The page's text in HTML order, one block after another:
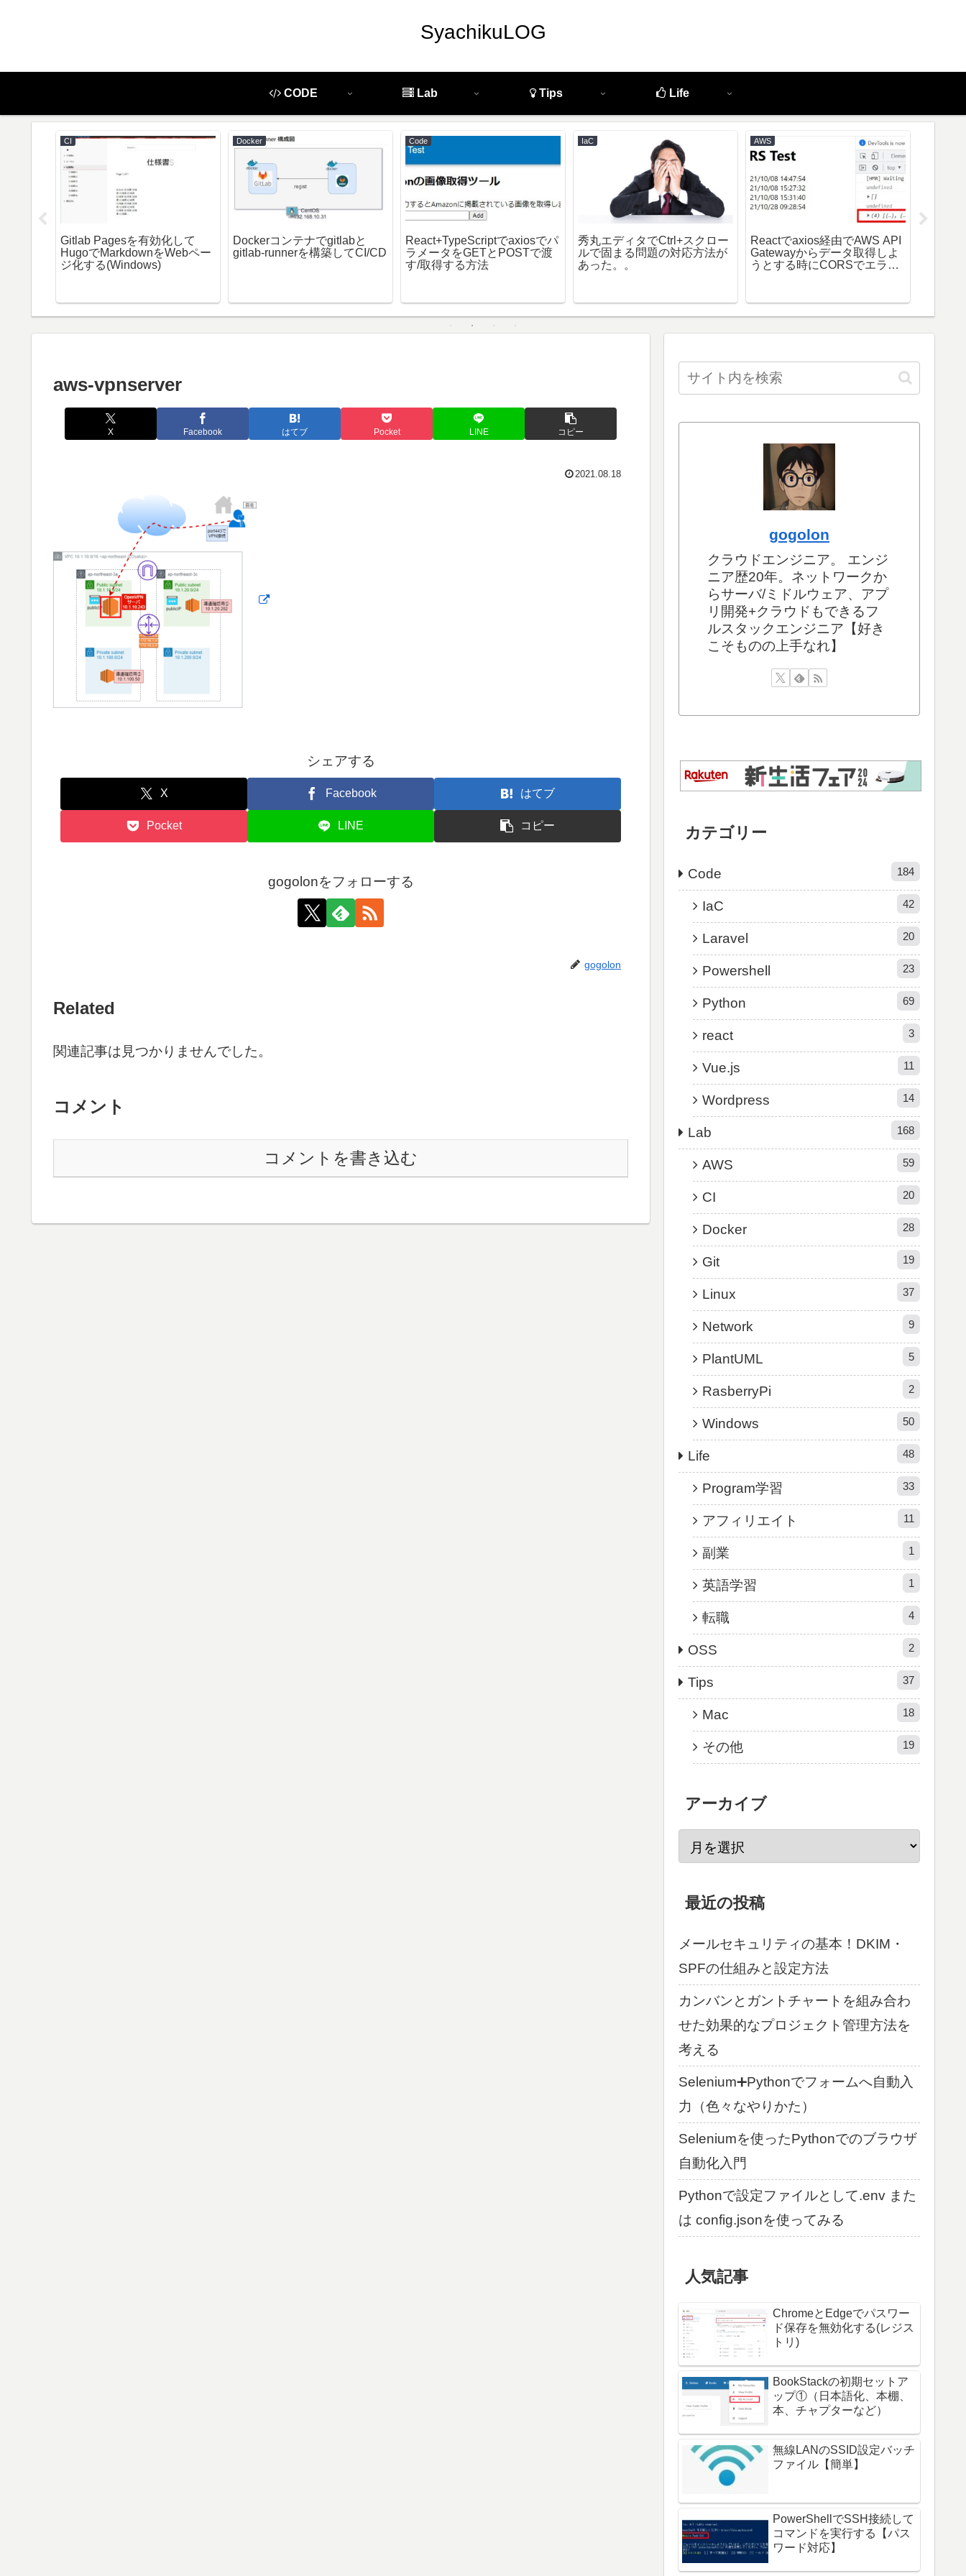
SyachikuLOG
CODE Lab Tips Life
CI
Gitlab Pagesを有効化して
HugoでMarkdownをWebペー
ジ化する(Windows)
Docker
Dockerコンテナでgitlabと
gitlab-runnerを構築してCI/CD
Code
React+TypeScriptでaxiosでパ
ラメータをGETとPOSTで渡
す/取得する方法
IaC
秀丸エディタでCtrl+スクロー
ルで固まる問題の対応方法が
あった。。
AWS
Reactでaxios経由でAWS API
Gatewayからデータ取得しよ
うとする時にCORSでエラー
aws-vpnserver
X Facebook はてブ Pocket LINE コピー
2021.08.18
シェアする
X Facebook はてブ
Pocket LINE コピー
gogolonをフォローする
gogolon
Related
関連記事は見つかりませんでした。
コメント
コメントを書き込む
gogolon
クラウドエンジニア。 エンジ
ニア歴20年。ネットワークか
らサーバ/ミドルウェア、アプ
リ開発+クラウドもできるフ
ルスタックエンジニア【好き
こそものの上手なれ】
カテゴリー
Code 184
IaC 42
Laravel 20
Powershell 23
Python 69
react 3
Vue.js 11
Wordpress 14
Lab 168
AWS 59
CI 20
Docker 28
Git 19
Linux 37
Network 9
PlantUML 5
RasberryPi 2
Windows 50
Life 48
Program学習 33
アフィリエイト 11
副業 1
英語学習 1
転職 4
OSS 2
Tips 37
Mac 18
その他 19
アーカイブ
最近の投稿
メールセキュリティの基本！DKIM・
SPFの仕組みと設定方法
カンバンとガントチャートを組み合わ
せた効果的なプロジェクト管理方法を
考える
Selenium➕Pythonでフォームへ自動入
力（色々なやりかた）
Seleniumを使ったPythonでのブラウザ
自動化入門
Pythonで設定ファイルとして.env また
は config.jsonを使ってみる
人気記事
ChromeとEdgeでパスワー
ド保存を無効化する(レジス
トリ)
BookStackの初期セットア
ップ①（日本語化、本棚、
本、チャプターなど）
無線LANのSSID設定バッチ
ファイル【簡単】
PowerShellでSSH接続して
コマンドを実行する【パス
ワード対応】